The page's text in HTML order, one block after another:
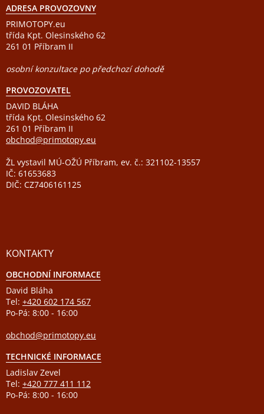
ADRESA PROVOZOVNY
PRIMOTOPY.eu
třída Kpt. Olesinského 62
261 01 Příbram II
osobní konzultace po předchozí dohodě
PROVOZOVATEL
DAVID BLÁHA
třída Kpt. Olesinského 62
261 01 Příbram II
obchod@primotopy.eu
ŽL vystavil MÚ-OŽÚ Příbram, ev. č.: 321102-13557
IČ: 61653683
DIČ: CZ7406161125
KONTAKTY
OBCHODNÍ INFORMACE
David Bláha
Tel: +420 602 174 567
Po-Pá: 8:00 - 16:00
obchod@primotopy.eu
TECHNICKÉ INFORMACE
Ladislav Zevel
Tel: +420 777 411 112
Po-Pá: 8:00 - 16:00